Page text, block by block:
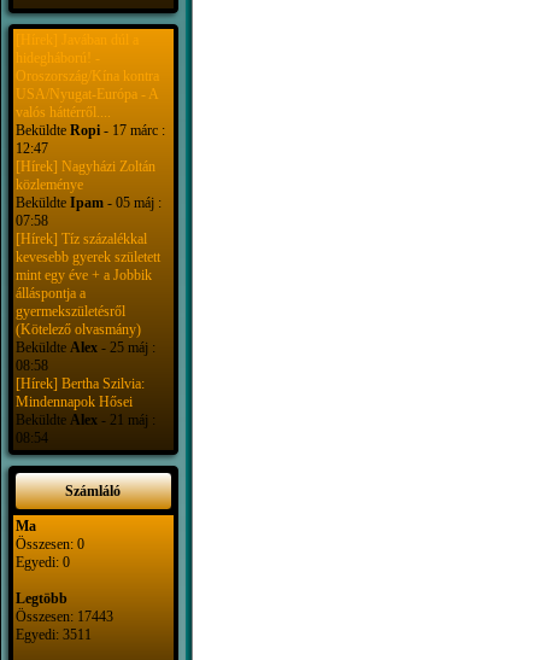
[Hírek] Javában dúl a
hidegháború! -
Oroszország/Kína kontra
USA/Nyugat-Európa - A
valós háttérről....
Beküldte Ropi - 17 márc :
12:47
[Hírek] Nagyházi Zoltán
közleménye
Beküldte Ipam - 05 máj :
07:58
[Hírek] Tíz százalékkal
kevesebb gyerek született
mint egy éve + a Jobbik
álláspontja a
gyermekszületésről
(Kötelező olvasmány)
Beküldte Alex - 25 máj :
08:58
[Hírek] Bertha Szilvia:
Mindennapok Hősei
Beküldte Alex - 21 máj :
08:54
Számláló
Ma
Összesen: 0
Egyedi: 0
Legtöbb
Összesen: 17443
Egyedi: 3511